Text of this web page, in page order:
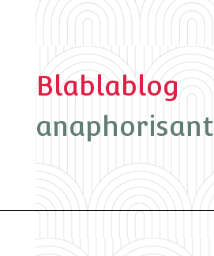
Blablablog
anaphorisant